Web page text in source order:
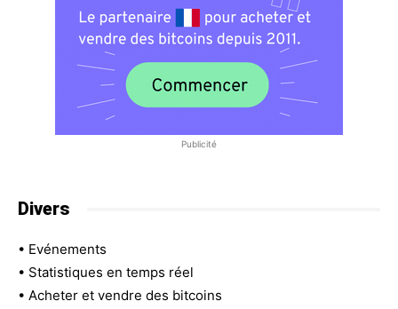
Publicité
Divers
• Evénements
• Statistiques en temps réel
• Acheter et vendre des bitcoins